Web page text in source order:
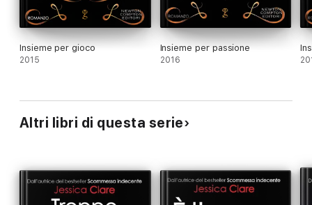
Insieme per gioco
2015
Insieme per passione
2016
Altri libri di questa serie